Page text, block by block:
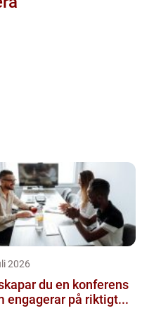
2026
du en konferens
engagerar på riktigt...